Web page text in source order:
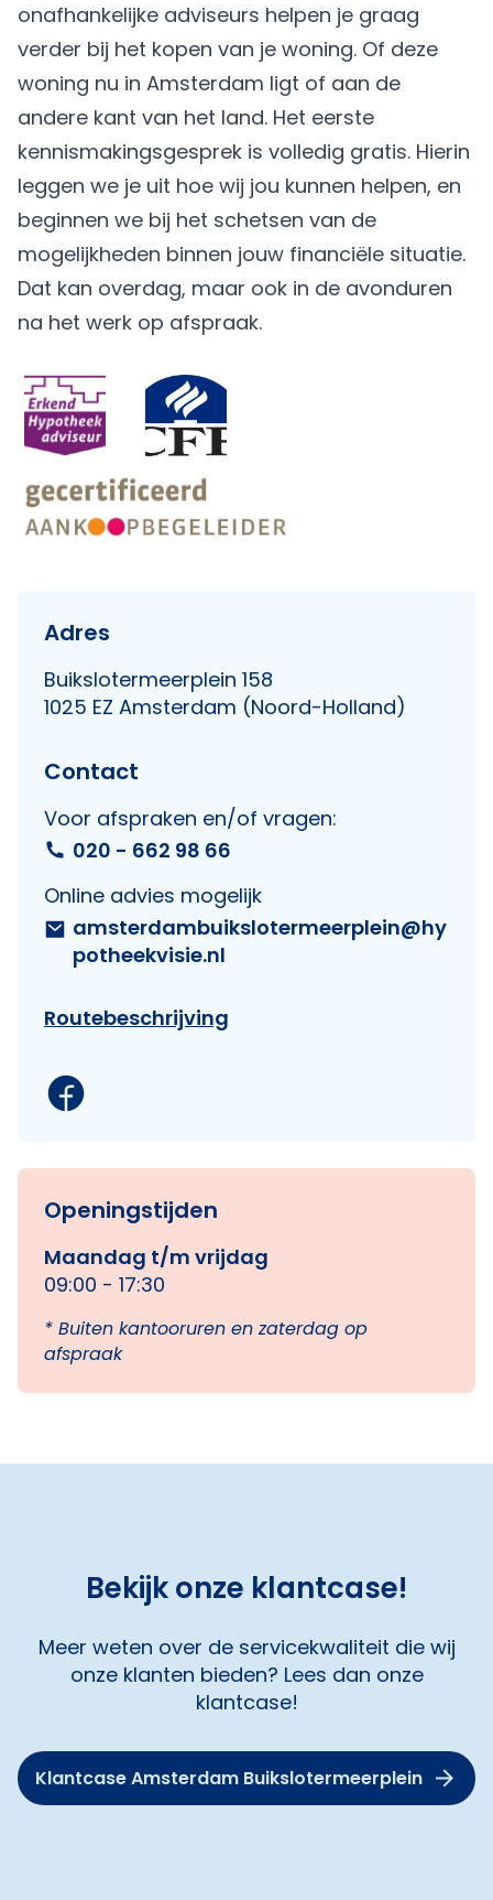
onafhankelijke adviseurs helpen je graag
verder bij het kopen van je woning. Of deze
woning nu in Amsterdam ligt of aan de
andere kant van het land. Het eerste
kennismakingsgesprek is volledig gratis. Hierin
leggen we je uit hoe wij jou kunnen helpen, en
beginnen we bij het schetsen van de
mogelijkheden binnen jouw financiële situatie.
Dat kan overdag, maar ook in de avonduren
na het werk op afspraak.
Adres
Buikslotermeerplein 158
1025 EZ Amsterdam (Noord-Holland)
Contact
Voor afspraken en/of vragen:
020 - 662 98 66
Online advies mogelijk
amsterdambuikslotermeerplein@hy
potheekvisie.nl
Routebeschrijving
Openingstijden
Maandag t/m vrijdag
09:00 - 17:30
* Buiten kantooruren en zaterdag op
afspraak
Bekijk onze klantcase!
Meer weten over de servicekwaliteit die wij
onze klanten bieden? Lees dan onze
klantcase!
Klantcase Amsterdam Buikslotermeerplein